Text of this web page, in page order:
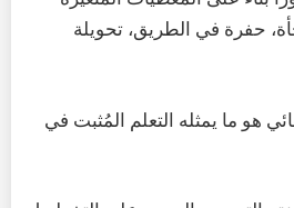
حفرة في الطريق، تحويلة
هو ما يمثله التعلم المُثبت في